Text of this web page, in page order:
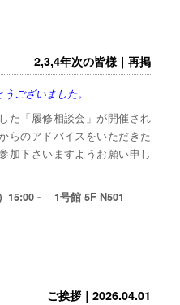
2,3,4年次の皆様｜再掲
ございました。
た「履修相談会」が開催され
らのアドバイスをいただきた
加下さいますようお願い申し
15:00 - 1号館 5F N501
ご挨拶｜2026.04.01